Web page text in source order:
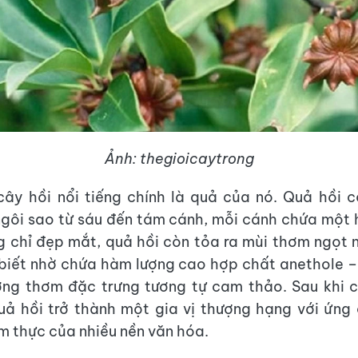
Ảnh: thegioicaytrong
hồi nổi tiếng chính là quả của nó. Quả hồi
sao từ sáu đến tám cánh, mỗi cánh chứa một
chỉ đẹp mắt, quả hồi còn tỏa ra mùi thơm ngọt
nhờ chứa hàm lượng cao hợp chất anethole
thơm đặc trưng tương tự cam thảo. Sau khi
hồi trở thành một gia vị thượng hạng với ứng
thực của nhiều nền văn hóa.